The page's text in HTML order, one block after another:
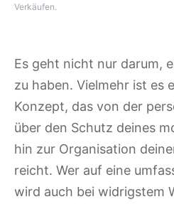
Verkäufen.
Es geht nicht nur darum,
zu haben. Vielmehr ist es
Konzept, das von der
über den Schutz deines
hin zur Organisation
reicht. Wer auf eine
wird auch bei widrigstem